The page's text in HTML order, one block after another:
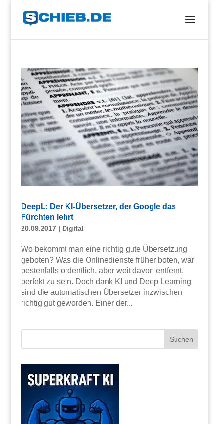
DeepL: Der KI-Übersetzer, der Google das
Fürchten lehrt
20.09.2017| Digital
Wo bekommt man eine richtig gute Übersetzung
geboten? Was die Onlinedienste früher boten, war
bestenfalls ordentlich, aber weit davon entfernt,
perfekt zu sein. Doch dank KI und Deep Learning
sind die automatischen Übersetzer inzwischen
richtig gut geworden. Einer der...